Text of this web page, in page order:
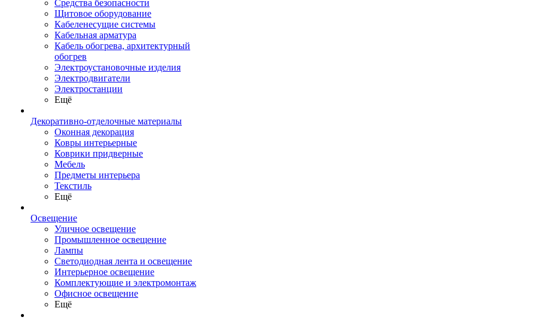
Средства безопасности
Щитовое оборудование
Кабеленесущие системы
Кабельная арматура
Кабель обогрева, архитектурный
обогрев
Электроустановочные изделия
Электродвигатели
Электростанции
Ещё
Декоративно-отделочные материалы
Оконная декорация
Ковры интерьерные
Коврики придверные
Мебель
Предметы интерьера
Текстиль
Ещё
Освещение
Уличное освещение
Промышленное освещение
Лампы
Светодиодная лента и освещение
Интерьерное освещение
Комплектующие и электромонтаж
Офисное освещение
Ещё